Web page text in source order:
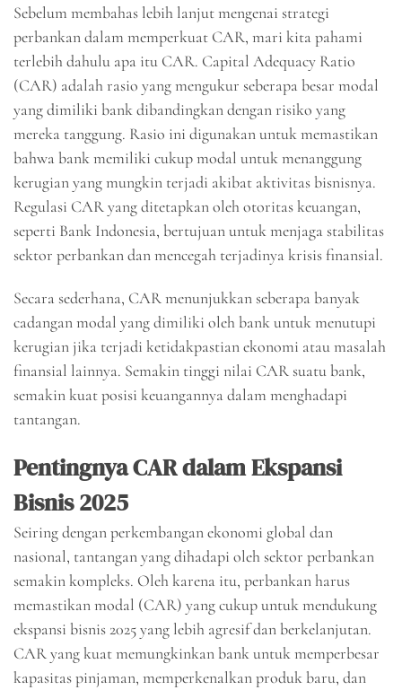
Sebelum membahas lebih lanjut mengenai strategi
perbankan dalam memperkuat CAR, mari kita pahami
terlebih dahulu apa itu CAR. Capital Adequacy Ratio
(CAR) adalah rasio yang mengukur seberapa besar modal
yang dimiliki bank dibandingkan dengan risiko yang
mereka tanggung. Rasio ini digunakan untuk memastikan
bahwa bank memiliki cukup modal untuk menanggung
kerugian yang mungkin terjadi akibat aktivitas bisnisnya.
Regulasi CAR yang ditetapkan oleh otoritas keuangan,
seperti Bank Indonesia, bertujuan untuk menjaga stabilitas
sektor perbankan dan mencegah terjadinya krisis finansial.
Secara sederhana, CAR menunjukkan seberapa banyak
cadangan modal yang dimiliki oleh bank untuk menutupi
kerugian jika terjadi ketidakpastian ekonomi atau masalah
finansial lainnya. Semakin tinggi nilai CAR suatu bank,
semakin kuat posisi keuangannya dalam menghadapi
tantangan.
Pentingnya CAR dalam Ekspansi
Bisnis 2025
Seiring dengan perkembangan ekonomi global dan
nasional, tantangan yang dihadapi oleh sektor perbankan
semakin kompleks. Oleh karena itu, perbankan harus
memastikan modal (CAR) yang cukup untuk mendukung
ekspansi bisnis 2025 yang lebih agresif dan berkelanjutan.
CAR yang kuat memungkinkan bank untuk memperbesar
kapasitas pinjaman, memperkenalkan produk baru, dan